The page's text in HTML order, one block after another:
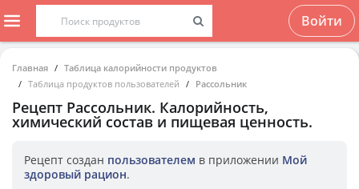
Войти
Главная
Таблица калорийности продуктов
Таблица продуктов пользователей
Рассольник
Рецепт Рассольник. Калорийность,
химический состав и пищевая ценность.
Рецепт создан пользователем в приложении Мой
здоровый рацион.